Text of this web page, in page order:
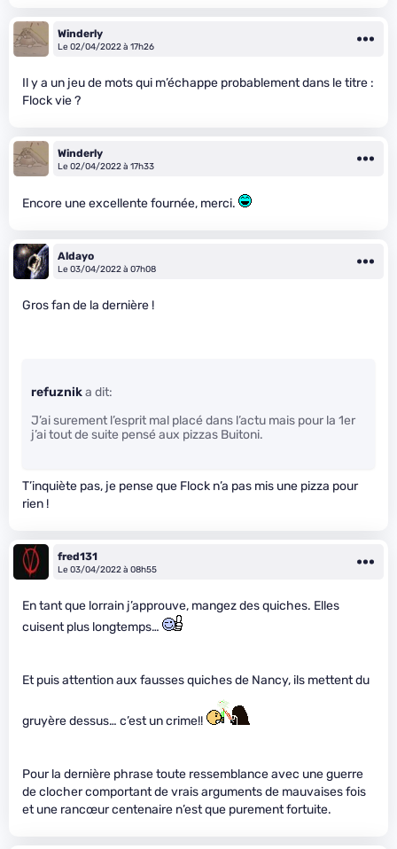
Winderly
Le 02/04/2022 à 17h26
Il y a un jeu de mots qui m’échappe probablement dans le titre :
Flock vie ?
Winderly
Le 02/04/2022 à 17h33
Encore une excellente fournée, merci.
Aldayo
Le 03/04/2022 à 07h08
Gros fan de la dernière !
refuznika dit:
J’ai surement l’esprit mal placé dans l’actu mais pour la 1er
j’ai tout de suite pensé aux pizzas Buitoni.
T’inquiète pas, je pense que Flock n’a pas mis une pizza pour
rien !
fred131
Le 03/04/2022 à 08h55
En tant que lorrain j’approuve, mangez des quiches. Elles
cuisent plus longtemps…
Et puis attention aux fausses quiches de Nancy, ils mettent du
gruyère dessus… c’est un crime!!
Pour la dernière phrase toute ressemblance avec une guerre
de clocher comportant de vrais arguments de mauvaises fois
et une rancœur centenaire n’est que purement fortuite.